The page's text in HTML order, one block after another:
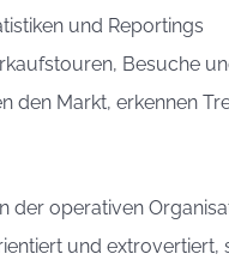
und Reportings
Besuche
den Markt, erkennen
der operativen
und extrovertiert,